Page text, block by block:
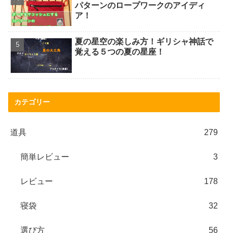
パターンのロープワークのアイディ
ア！
夏の星空の楽しみ方！ギリシャ神話で
覚える５つの夏の星座！
カテゴリー
道具 279
簡単レビュー 3
レビュー 178
寝袋 32
選び方 56